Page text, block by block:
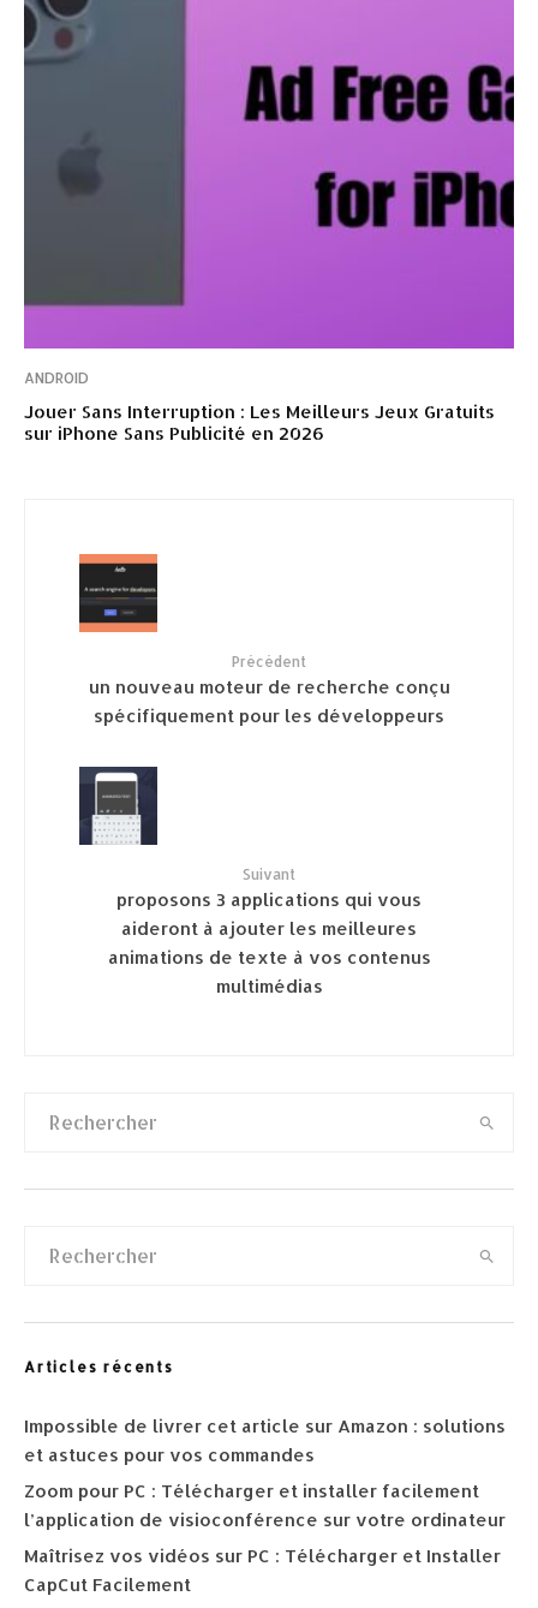
ANDROID
Jouer Sans Interruption : Les Meilleurs Jeux Gratuits
sur iPhone Sans Publicité en 2026
Précédent
un nouveau moteur de recherche conçu
spécifiquement pour les développeurs
Suivant
proposons 3 applications qui vous
aideront à ajouter les meilleures
animations de texte à vos contenus
multimédias
Articles récents
Impossible de livrer cet article sur Amazon : solutions
et astuces pour vos commandes
Zoom pour PC : Télécharger et installer facilement
l’application de visioconférence sur votre ordinateur
Maîtrisez vos vidéos sur PC : Télécharger et Installer
CapCut Facilement